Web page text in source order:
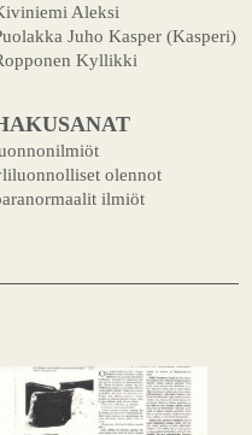
Aleksi
Juho Kasper (Kasperi)
Kyllikki
olennot
ilmiöt